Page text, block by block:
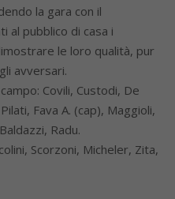
la gara con il
al pubblico di casa i
le loro qualità, pur
avversari.
Covili, Custodi, De
Fava A. (cap), Maggioli,
Radu.
Scorzoni, Micheler, Zita,